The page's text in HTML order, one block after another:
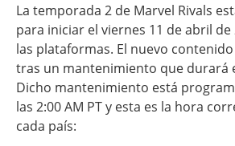
La temporada 2 de Marvel Rivals
para iniciar el viernes 11 de abril
las plataformas. El nuevo
tras un mantenimiento que durará
Dicho mantenimiento está
las 2:00 AM PT y esta es la hora
cada país: